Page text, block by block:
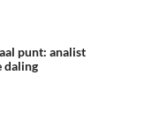
punt: analist
daling